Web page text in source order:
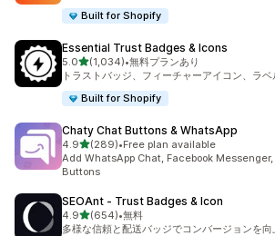
Built for Shopify
Essential Trust Badges & Icons
5.05つ星中
(1,034)
合計レビュー数：1034件
•無料プランあり
トラストバッジ、フィーチャーアイコン、ラベ
Built for Shopify
Chaty Chat Buttons & WhatsApp
4.95つ星中
(289)
合計レビュー数：289件
•Free plan available
Add WhatsApp Chat, Facebook
Buttons
SEOAnt ‑ Trust Badges & Icon
4.95つ星中
(654)
合計レビュー数：654件
•無料
多様な信頼と配送バッジでコンバージョンを向